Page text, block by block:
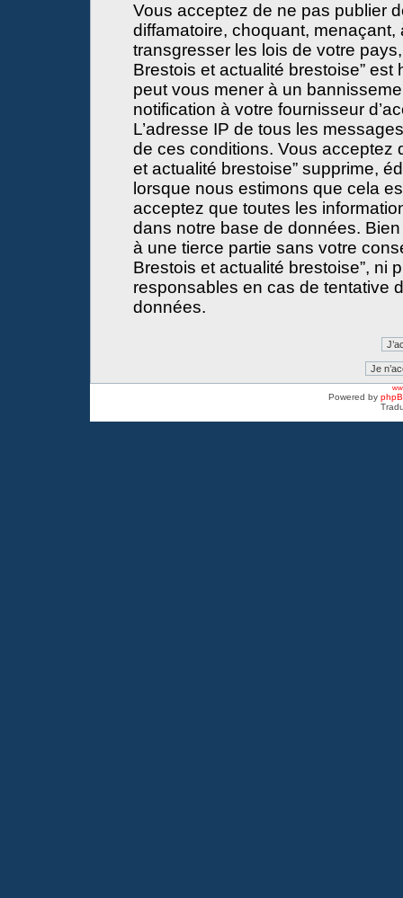
Vous acceptez de ne pas publier
diffamatoire, choquant,
transgresser les lois de votre
Brestois et actualité brestoise”
peut vous mener à un
notification à votre fournisseur
L’adresse IP de tous les
de ces conditions. Vous acceptez
et actualité brestoise” supprime,
lorsque nous estimons que cela
acceptez que toutes les
dans notre base de données.
à une tierce partie sans votre
Brestois et actualité brestoise”, ni
responsables en cas de tentative
données.
Powered by